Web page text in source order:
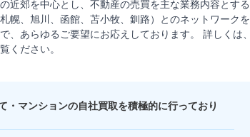
近郊を中心とし、不動産の売買を主な業務内容とする
幌、旭川、函館、苫小牧、釧路）とのネットワークを
、あらゆるご要望にお応えしております。 詳しくは、
ください。
・マンションの自社買取を積極的に行っており